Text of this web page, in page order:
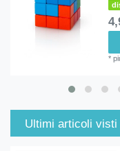
*
Ultimi articoli visti